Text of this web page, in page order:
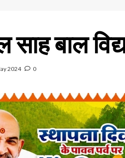
साह बाल
2024 0